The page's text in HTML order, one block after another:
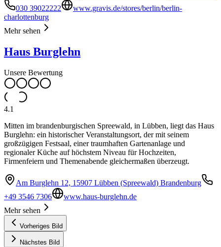
030 39022222
www.gravis.de/stores/berlin/berlin-
charlottenburg
Mehr sehen
Haus Burglehn
Unsere Bewertung
4.1
Mitten im brandenburgischen Spreewald, in Lübben, liegt das Haus
Burglehn: ein historischer Veranstaltungsort, der mit seinem
großzügigen Festsaal, einer traumhaften Gartenanlage und
regionaler Küche auf höchstem Niveau für Hochzeiten,
Firmenfeiern und Themenabende gleichermaßen überzeugt.
Am Burglehn 12, 15907 Lübben (Spreewald) Brandenburg
+49 3546 7306
www.haus-burglehn.de
Mehr sehen
Vorheriges Bild
Nächstes Bild